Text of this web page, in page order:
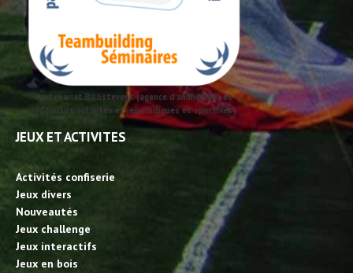
Partenariat Boostevent (agence d'animation) et
id2loisirs activités et jeux ludiques et sportives
JEUX ET ACTIVITES
Activités confiserie
Jeux divers
Nouveautés
Jeux challenge
Jeux interactifs
Jeux en bois